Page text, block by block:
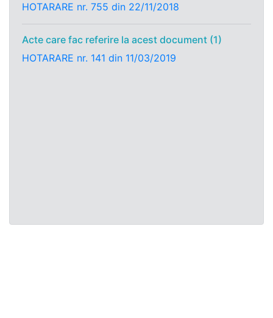
HOTARARE nr. 755 din 22/11/2018
Acte care fac referire la acest document (1)
HOTARARE nr. 141 din 11/03/2019